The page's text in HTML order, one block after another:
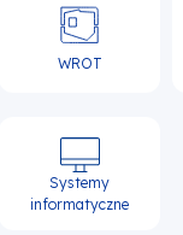
WROT
Systemy
informatyczne